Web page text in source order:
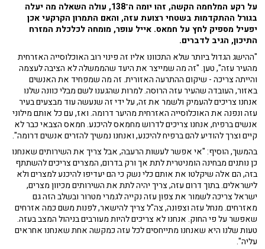
על רקע המלחמה הקשה, זהו יומה ה־138, עולה השאלה מה יעלה
בגורל ההתקדמות בשטחי רצועת עזה, והאם התמרון הקרקעי אכן
יפעיל מספיק לחץ על חמאס. אייל עופר, מומחה לכלכלת המזרח
התיכון, הגיב לדברים.
"ההישג הגדול ביותר שלא התכוונו אליו זה פינוי רוב האוכלוסייה האזרחית
מהעיר עזה", טען. "זה מה שמייצר את היעד שהממשלה לא הציבה לעצמה
והייתה צריכה - שיקום ההתרעה האזורית. זה מה שמפחיד את האנשים
באזור, העובדה שהעיר עזה הרוסה. למרות שהגענו לשם מבלי כוונה שלנו
אנחנו צריכים להעמיק ולשמר את זה, על ידי זה שנעשה עוד מבצעים בעיר
עזה ונפנה את האוכלוסייה האזרחית מהיער דרומה. ואז, עם כל אותם מילוני
אנשים ברפיח, אנחנו צריכים לדרוש מחמאס להיכנע. חמאס הצבאי כבר לא
קיים וצרך להודיע להם ברפיח להיכנע, ואנחנו נמשיך להזרים אנשים דרומה".
בהמשך, הוסיף: "אי אפשר לעשות הרעבה, אבל צריך את השירותים שאנחנו
כן נותנים מבחינה הומניטרית לתת אך ורק בדרום, המצרים צריכים להשתתף
בזה, הם אלה שיקלטו את אותם כלי נשק כי הם יעדיפו להיכנע למצרים ולא
לישראלים. בתוך דרום עזה, צריך יהיה לתת את השירותים מכיוון מצרים,
ישראל צריכה לשמור את צפון עזה נקייה לגמרי מטרור ובשלב הזה גם
מאזרחים. מנחל עזה וצפונה, צה"ל צריך להישאר, לפנות משם כמה אזרחים
שאפשר על פי החוק. אנחנו לא צריכים להיות מעורבים בניהול המצב בעזה.
טעות שלנו היא שאנחנו מתייחסים לכל עזה כמקשה אחת שאנחנו אחראים
עליה".